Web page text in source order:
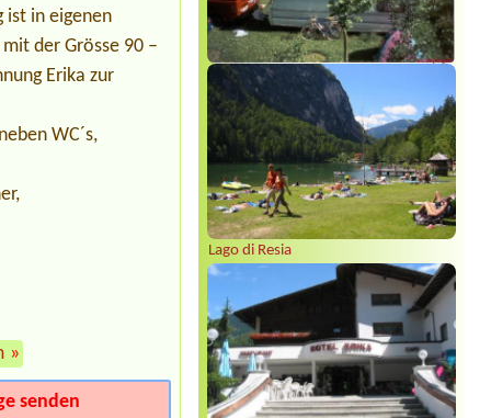
Termin ab 2026-08-11 |Camping
Traunsee
1x tent spot
Lago di Resia
ist in eigenen
der Grösse 90 –
Erika zur
WC´s,
»
senden